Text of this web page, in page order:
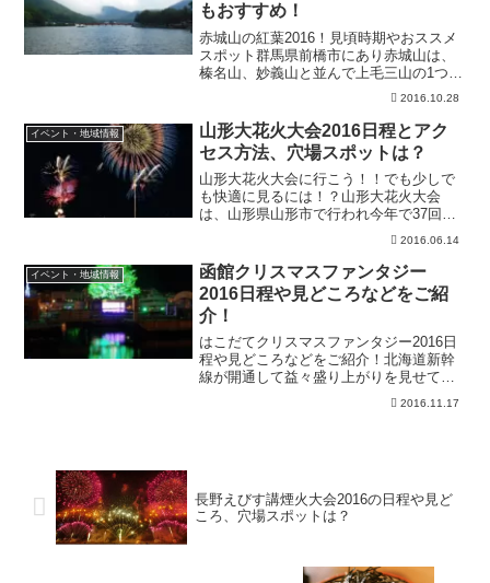
もおすすめ！
赤城山の紅葉2016！見頃時期やおススメ
スポット群馬県前橋市にあり赤城山は、
榛名山、妙義山と並んで上毛三山の1つに
数えられており、日本百名山の1つでもあ
カルデラ湖を囲む複数の峰々の総称を指
します。カルデラ...
2016.10.28
イベント・地域情報
山形大花火大会2016日程とアク
セス方法、穴場スポットは？
山形大花火大会に行こう！！でも少しで
も快適に見るには！？山形大花火大会
は、山形県山形市で行われ今年で37回目
を迎える山形県最大規模の花火大会で
す。毎年8月14日に開催されていますが、
お盆休み真っ只中で大変な人出が予想さ
れます。その為、是非見...
2016.06.14
イベント・地域情報
函館クリスマスファンタジー
2016日程や見どころなどをご紹
介！
はこだてクリスマスファンタジー2016日
程や見どころなどをご紹介！北海道新幹
線が開通して益々盛り上がりを見せてい
る函館市では、毎年冬に「はこだてクリ
スマスファンタジー」が開催されていま
2016.11.17
長野えびす講煙火大会2016の日程や見ど
ころ、穴場スポットは？